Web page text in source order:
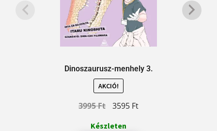
Dinoszaurusz-menhely 3.
AKCIÓ!
3995Ft 3595 Ft
Készleten